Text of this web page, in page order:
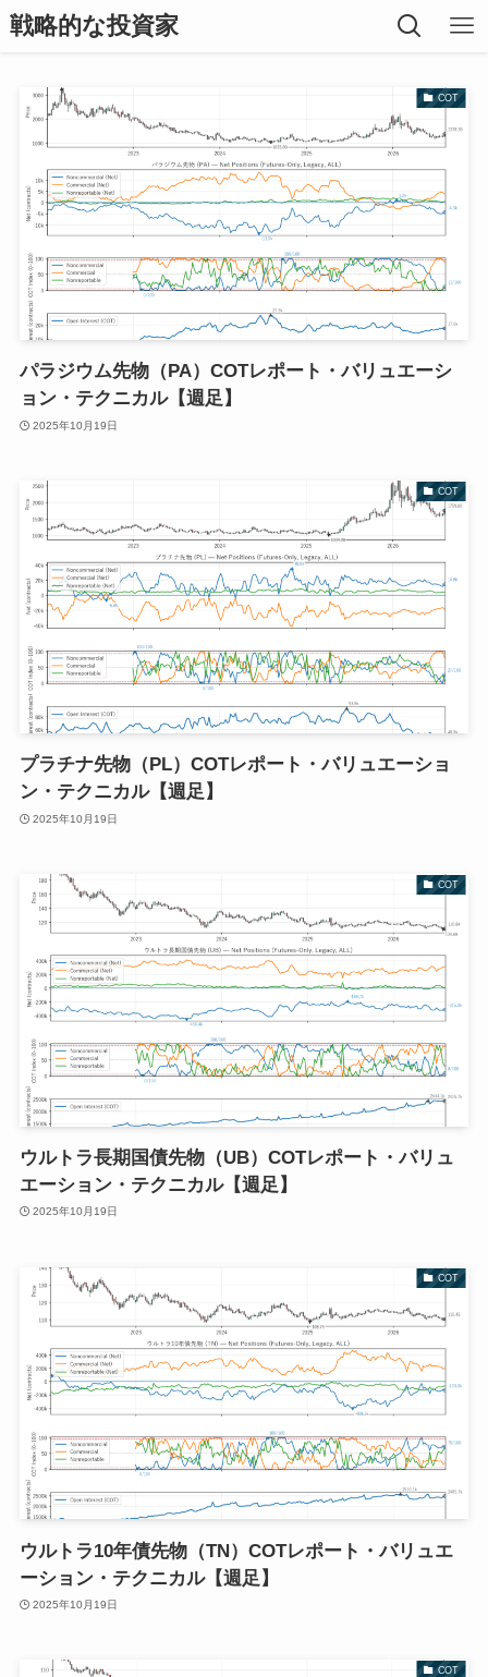
戦略的な投資家
COT
パラジウム先物（PA）COTレポート・バリュエーシ
ョン・テクニカル【週足】
2025年10月19日
COT
プラチナ先物（PL）COTレポート・バリュエーショ
ン・テクニカル【週足】
2025年10月19日
COT
ウルトラ長期国債先物（UB）COTレポート・バリュ
エーション・テクニカル【週足】
2025年10月19日
COT
ウルトラ10年債先物（TN）COTレポート・バリュエ
ーション・テクニカル【週足】
2025年10月19日
COT